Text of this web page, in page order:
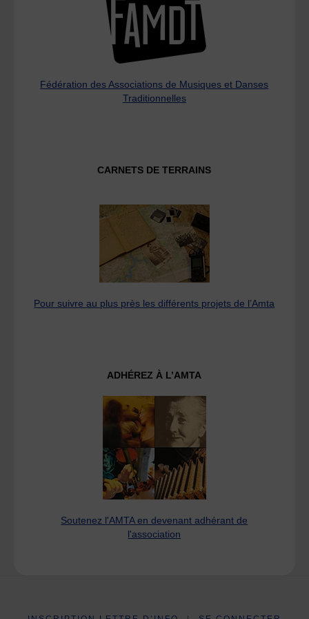
Fédération des Associations de Musiques et Danses
Traditionnelles
CARNETS DE TERRAINS
Pour suivre au plus près les différents projets de l’Amta
ADHÉREZ À L’AMTA
Soutenez l'AMTA en devenant adhérant de
l'association